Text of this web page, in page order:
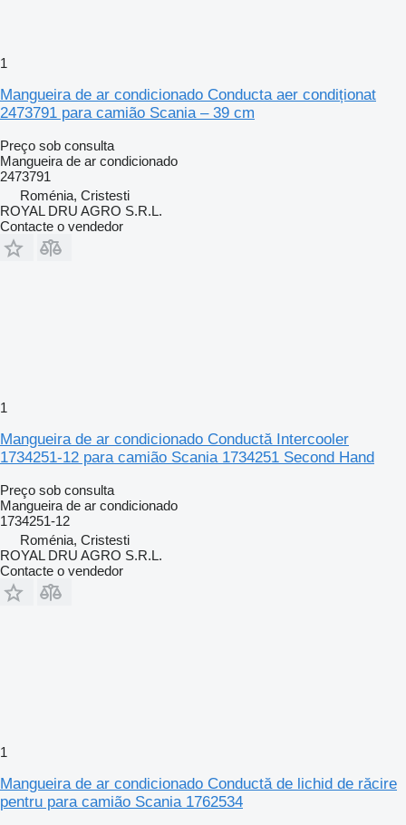
1
Mangueira de ar condicionado Conducta aer condiționat
2473791 para camião Scania – 39 cm
Preço sob consulta
Mangueira de ar condicionado
2473791
Roménia, Cristesti
ROYAL DRU AGRO S.R.L.
Contacte o vendedor
1
Mangueira de ar condicionado Conductă Intercooler
1734251-12 para camião Scania 1734251 Second Hand
Preço sob consulta
Mangueira de ar condicionado
1734251-12
Roménia, Cristesti
ROYAL DRU AGRO S.R.L.
Contacte o vendedor
1
Mangueira de ar condicionado Conductă de lichid de răcire
pentru para camião Scania 1762534